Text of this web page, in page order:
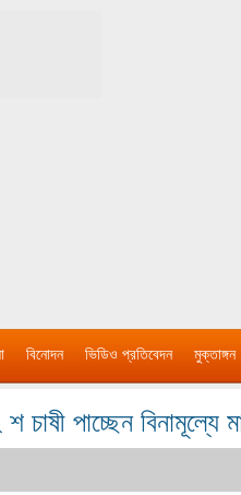
বিনোদন ভিডিও প্রতিবেদন মুক্তাঙ্গন
শ চাষী পাচ্ছেন